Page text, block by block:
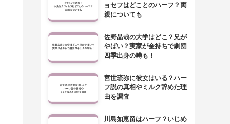
ョセフはどことのハーフ？両
親についても
佐野晶哉の大学はどこ？兄が
やばい？実家が金持ちで劇団
四季出身の噂も！
宮世琉弥に彼女はいる？ハー
フ説の真相やミルク辞めた理
由を調査
川島如恵留はハーフ？いじめ